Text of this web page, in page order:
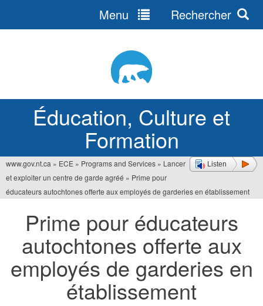
Éducation, Culture et
Formation
Menu Rechercher
Listen
Vous
êtes
www.gov.nt.ca » ECE » Programs and Services » Lancer
et exploiter un centre de garde agréé » Prime pour
éducateurs autochtones offerte aux employés de garderies en établissement
Prime pour éducateurs
autochtones offerte aux
employés de garderies en
établissement